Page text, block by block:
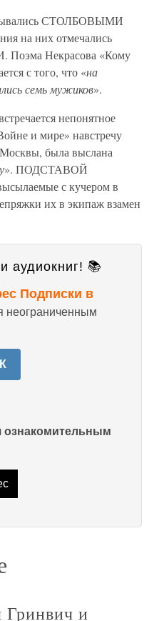
СТОЛБОВЫМИ
на них отмечались
Некрасова «Кому
с того, что «на
семь мужиков».
непонятное
и мире» навстречу
была выслана
». ПОДСТАВОЙ
с кучером в
их в экипаж взамен
аудиокниг! 📚
Подписки в
неограниченным
ознакомительным
Гринвич и